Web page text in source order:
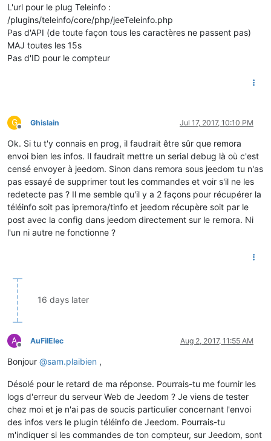
L'url pour le plug Teleinfo :
/plugins/teleinfo/core/php/jeeTeleinfo.php
Pas d'API (de toute façon tous les caractères ne passent pas)
MAJ toutes les 15s
Pas d'ID pour le compteur
G
Offline
Ghislain Jul 17, 2017, 10:10 PM
Ok. Si tu t'y connais en prog, il faudrait être sûr que remora
envoi bien les infos. Il faudrait mettre un serial debug là où c'est
censé envoyer à jeedom. Sinon dans remora sous jeedom tu n'as
pas essayé de supprimer tout les commandes et voir s'il ne les
redetecte pas ? Il me semble qu'il y a 2 façons pour récupérer la
téléinfo soit pas ipremora/tinfo et jeedom récupère soit par le
post avec la config dans jeedom directement sur le remora. Ni
l'un ni autre ne fonctionne ?
16 days later
A
Offline
AuFilElec Aug 2, 2017, 11:55 AM
Bonjour @sam.plaibien ,
Désolé pour le retard de ma réponse. Pourrais-tu me fournir les
logs d'erreur du serveur Web de Jeedom ? Je viens de tester
chez moi et je n'ai pas de soucis particulier concernant l'envoi
des infos vers le plugin téléinfo de Jeedom. Pourrais-tu
m'indiquer si les commandes de ton compteur, sur Jeedom, sont